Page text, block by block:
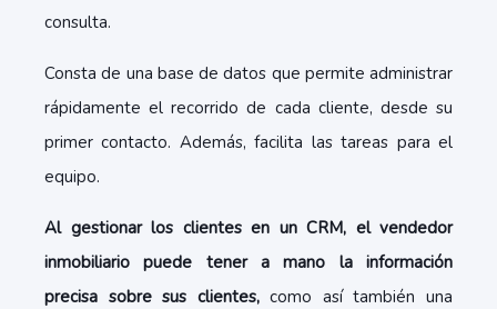
consulta.
Consta de una base de datos que permite administrar
rápidamente el recorrido de cada cliente, desde su
primer contacto. Además, facilita las tareas para el
equipo.
Al gestionar los clientes en un CRM, el vendedor
inmobiliario puede tener a mano la información
precisa sobre sus clientes,como así también una